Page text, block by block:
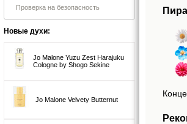
Проверка на безопасность
Новые духи:
Jo Malone Yuzu Zest Harajuku
Cologne by Shogo Sekine
Jo Malone Velvety Butternut